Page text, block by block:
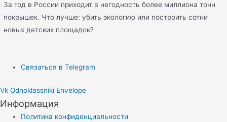
За год в России приходит в негодность более миллиона тонн
покрышек. Что лучше: убить экологию или построить сотни
новых детских площадок?
Связаться в Telegram
Vk Odnoklassniki Envelope
Информация
Политика конфиденциальности